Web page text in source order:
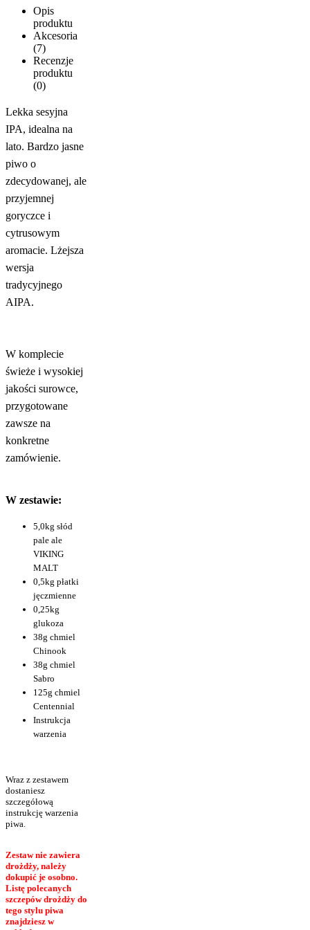
Opis
produktu
Akcesoria
(7)
Recenzje
produktu
(0)
Lekka sesyjna
IPA, idealna na
lato. Bardzo jasne
piwo o
zdecydowanej, ale
przyjemnej
goryczce i
cytrusowym
aromacie. Lżejsza
wersja
tradycyjnego
AIPA.
W komplecie
świeże i wysokiej
jakości surowce,
przygotowane
zawsze na
konkretne
zamówienie.
W zestawie:
5,0kg słód
pale ale
VIKING
MALT
0,5kg płatki
jęczmienne
0,25kg
glukoza
38g chmiel
Chinook
38g chmiel
Sabro
125g chmiel
Centennial
Instrukcja
warzenia
Wraz z zestawem
dostaniesz
szczegółową
instrukcję warzenia
piwa.
Zestaw nie zawiera
drożdży, należy
dokupić je osobno.
Listę polecanych
szczepów drożdży do
tego stylu piwa
znajdziesz w